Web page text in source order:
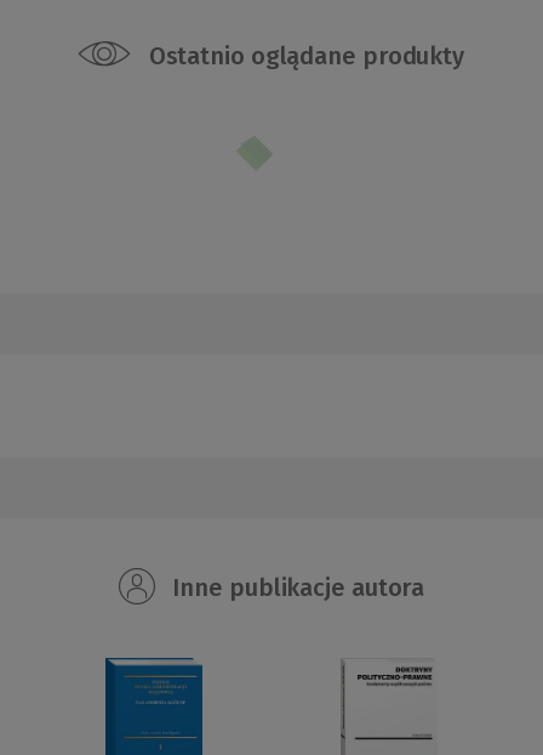
Ostatnio oglądane produkty
Inne publikacje autora